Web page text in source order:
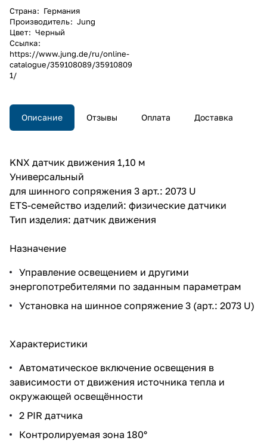
Страна: Германия
Производитель: Jung
Цвет: Черный
Ссылка:
https://www.jung.de/ru/online-
catalogue/359108089/35910809
1/
Описание Отзывы Оплата Доставка
KNX датчик движения 1,10 м
Универсальный
для шинного сопряжения 3 арт.: 2073 U
ETS-семейство изделий: физические датчики
Тип изделия: датчик движения
Назначение
Управление освещением и другими
энергопотребителями по заданным параметрам
Установка на шинное сопряжение 3 (арт.: 2073 U)
Характеристики
Автоматическое включение освещения в
зависимости от движения источника тепла и
окружающей освещённости
2 PIR датчика
Контролируемая зона 180°